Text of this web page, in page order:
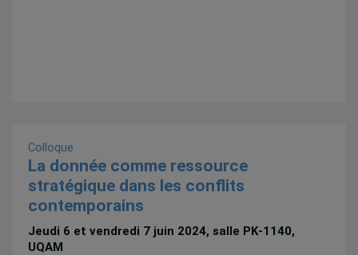
Colloque
La donnée comme ressource
stratégique dans les conflits
contemporains
Jeudi 6 et vendredi 7 juin 2024, salle PK-1140,
UQAM